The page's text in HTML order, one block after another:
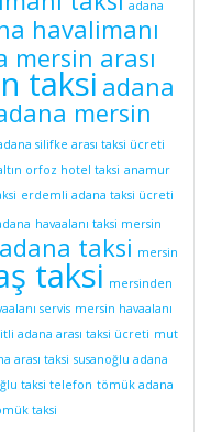
adana
havalimanı
mersin arası
taksi adana
mersin
silifke arası taksi ücreti
orfoz hotel taksi anamur
erdemli adana taksi ücreti
havaalanı taksi mersin
taksi mersin
taksi mersinden
servis mersin havaalanı
adana arası taksi ücreti mut
arası taksi susanoğlu adana
taksi telefon tömük adana
taksi